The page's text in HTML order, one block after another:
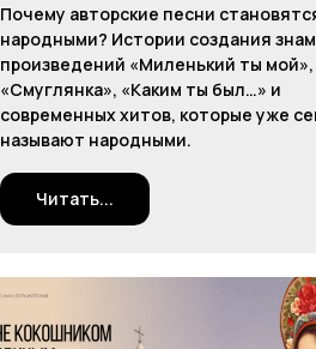
Почему авторские песни
народными? Истории создания
произведений «Миленький ты мой»,
«Смуглянка», «Каким ты был…» и
современных хитов, которые уже
называют народными.
Читать...